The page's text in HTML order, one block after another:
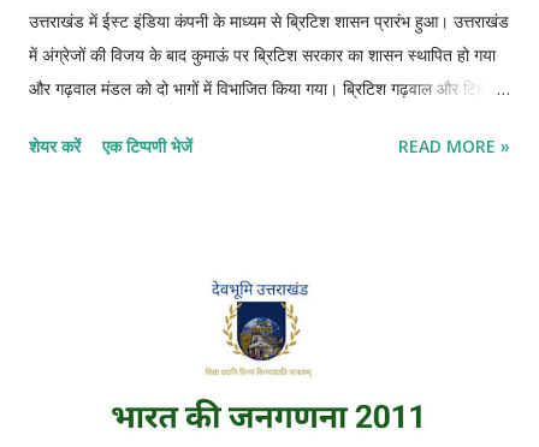
उत्तराखंड में ईस्ट इंडिया कंपनी के माध्यम से ब्रिटिश शासन प्रारंभ हुआ। उत्तराखंड
में अंग्रेजों की विजय के बाद कुमाऊं पर ब्रिटिश सरकार का शासन स्थापित हो गया
और गढ़वाल मंडल को दो भागों में विभाजित किया गया। ब्रिटिश गढ़वाल और टिहरी
शासक सुदर्शन शाह को दे दिया। जहां सुदर्शन शाह ने टिहरी को नई राजधानी बनाकर
को देखते हुए 1815 में कुमाऊं पर गैर-विनियमित क्षेत्र के रूप में शासन स्थापित
किया अर्थात इस क्षेत्र में बंगाल प्रेसिडेंसी के अधिनियम पूर्ण रुप से लागू नहीं किए
गए। कुछ को आंशिक रूप से प्रभावी किया गया तथा लेकिन अधिकांश नियम स्थानीय
प्रांतों के जिला प्रमु...
शेयर करें एक टिप्पणी भेजें READ MORE »